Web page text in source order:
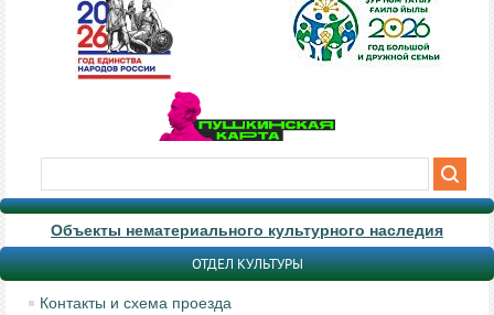
Объекты нематериального культурного наследия
ОТДЕЛ КУЛЬТУРЫ
Контакты и схема проезда